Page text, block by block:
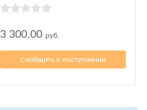
3 300.00 руб.
Сообщить о поступлении